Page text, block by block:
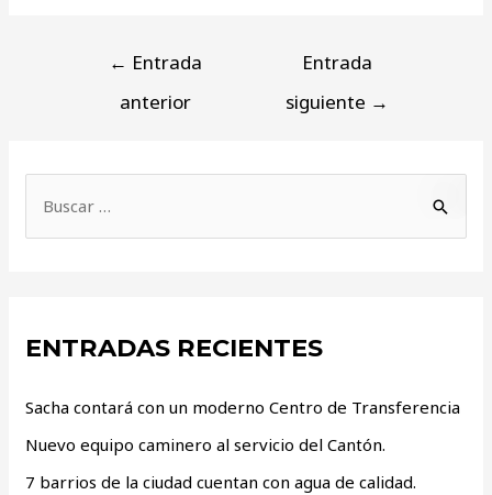
← Entrada
anterior
Entrada
siguiente →
ENTRADAS RECIENTES
Sacha contará con un moderno Centro de Transferencia
Nuevo equipo caminero al servicio del Cantón.
7 barrios de la ciudad cuentan con agua de calidad.